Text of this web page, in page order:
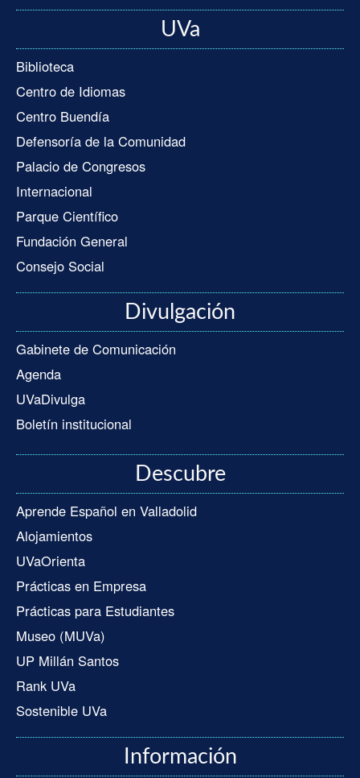
UVa
Biblioteca
Centro de Idiomas
Centro Buendía
Defensoría de la Comunidad
Palacio de Congresos
Internacional
Parque Científico
Fundación General
Consejo Social
Divulgación
Gabinete de Comunicación
Agenda
UVaDivulga
Boletín institucional
Descubre
Aprende Español en Valladolid
Alojamientos
UVaOrienta
Prácticas en Empresa
Prácticas para Estudiantes
Museo (MUVa)
UP Millán Santos
Rank UVa
Sostenible UVa
Información